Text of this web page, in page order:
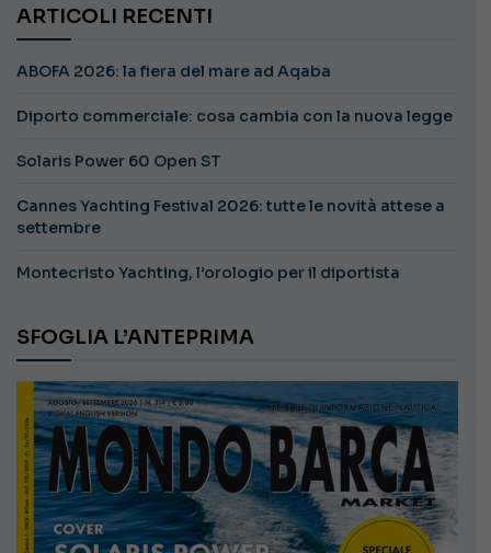
ARTICOLI RECENTI
ABOFA 2026: la fiera del mare ad Aqaba
Diporto commerciale: cosa cambia con la nuova legge
Solaris Power 60 Open ST
Cannes Yachting Festival 2026: tutte le novità attese a
settembre
Montecristo Yachting, l’orologio per il diportista
SFOGLIA L’ANTEPRIMA